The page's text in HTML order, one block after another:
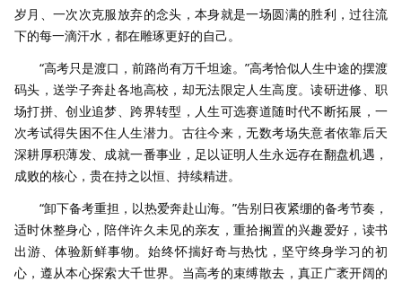
岁月、一次次克服放弃的念头，本身就是一场圆满的胜利，过往流
下的每一滴汗水，都在雕琢更好的自己。
“高考只是渡口，前路尚有万千坦途。”高考恰似人生中途的摆渡
码头，送学子奔赴各地高校，却无法限定人生高度。读研进修、职
场打拼、创业追梦、跨界转型，人生可选赛道随时代不断拓展，一
次考试得失困不住人生潜力。古往今来，无数考场失意者依靠后天
深耕厚积薄发、成就一番事业，足以证明人生永远存在翻盘机遇，
成败的核心，贵在持之以恒、持续精进。
“卸下备考重担，以热爱奔赴山海。”告别日夜紧绷的备考节奏，
适时休整身心，陪伴许久未见的亲友，重拾搁置的兴趣爱好，读书
出游、体验新鲜事物。始终怀揣好奇与热忱，坚守终身学习的初
心，遵从本心探索大千世界。当高考的束缚散去，真正广袤开阔的